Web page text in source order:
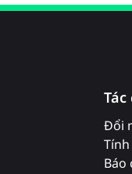
Tác
Đổi
Báo